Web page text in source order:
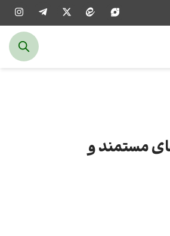
مستمند و